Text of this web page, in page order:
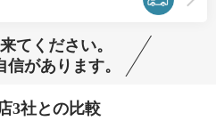
てください。
があります。
3社との比較